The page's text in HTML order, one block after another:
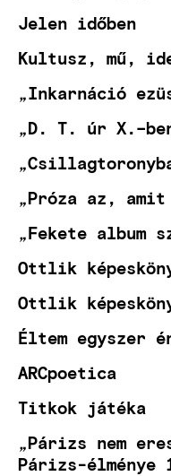
Jelen időben
Kultusz, mű,
„Inkarnáció
„D. T. úr
„Próza az, amit
„Fekete album
Ottlik
Ottlik
Éltem egyszer
ARCpoetica
Titkok játéka
„Párizs nem
Párizs-élménye